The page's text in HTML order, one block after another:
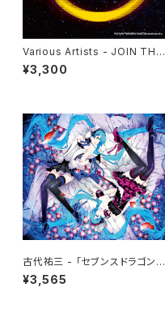
Various Artists - JOIN THE
PAC - PAC-MAN 40th ANNI
VERSARY ALBUM -
¥3,300
古代祐三 - 「セブンスドラゴン２
０２０&２０２０-Ⅱ」 初音ミク・ア
レンジトラックス
¥3,565